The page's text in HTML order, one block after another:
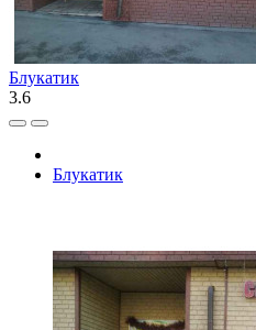
Блукатик
3.6
Блукатик